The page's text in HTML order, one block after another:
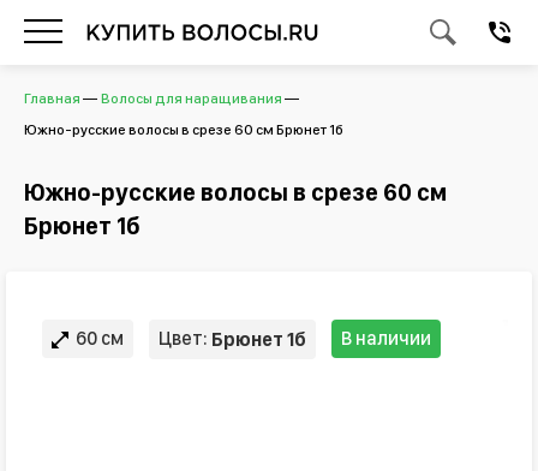
Главная
Волосы для наращивания
Южно-русские волосы в срезе 60 см Брюнет 1б
Южно-русские волосы в срезе 60 см
Брюнет 1б
60 см Цвет: Брюнет 1б В наличии